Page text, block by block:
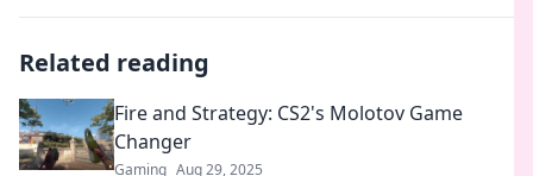
Related reading
Fire and Strategy: CS2's Molotov Game
Changer
Gaming Aug 29, 2025